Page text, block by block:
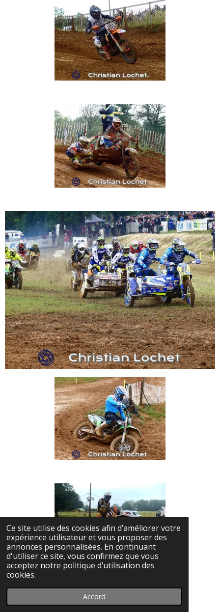
Ce site utilise des cookies afin d’améliorer votre
expérience utilisateur et vous proposer des
annonces personnalisées. En continuant
d'utiliser ce site, vous confirmez que vous
acceptez notre politique d’utilisation des
cookies.
Accord